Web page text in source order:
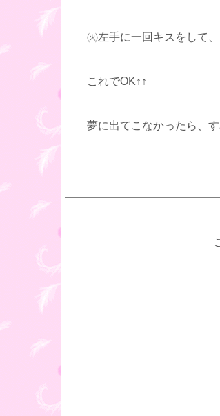
㈫左手に一回キスをして
これでOK↑↑
夢に出てこなかったら、